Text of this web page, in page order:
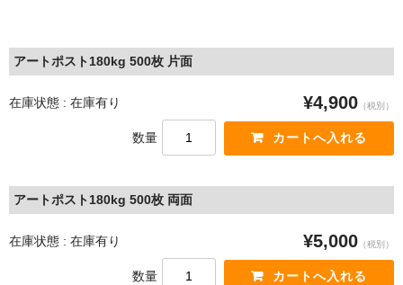
アートポスト180kg 500枚 片面
在庫状態 : 在庫有り ¥4,900 （税別）
数量
アートポスト180kg 500枚 両面
在庫状態 : 在庫有り ¥5,000 （税別）
数量